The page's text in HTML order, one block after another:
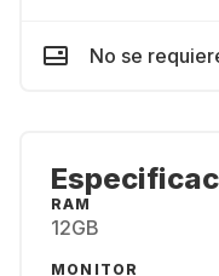
No se
RAM
12GB
MONITOR